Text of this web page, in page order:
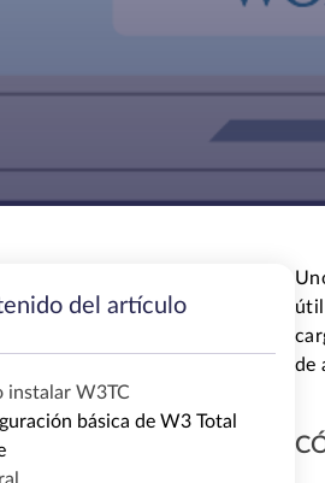
del artículo
instalar W3TC
básica de W3 Total
de